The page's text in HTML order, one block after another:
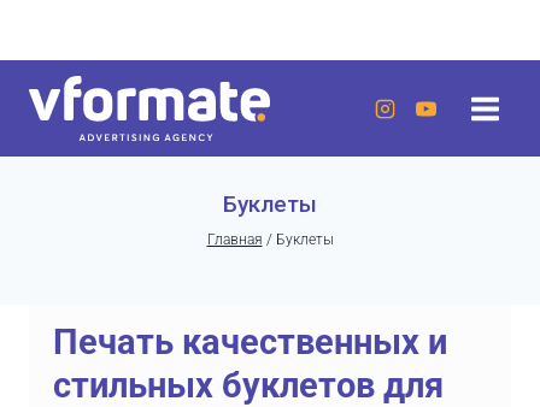
содержанию
Буклеты
Главная / Буклеты
Печать качественных и
стильных буклетов для